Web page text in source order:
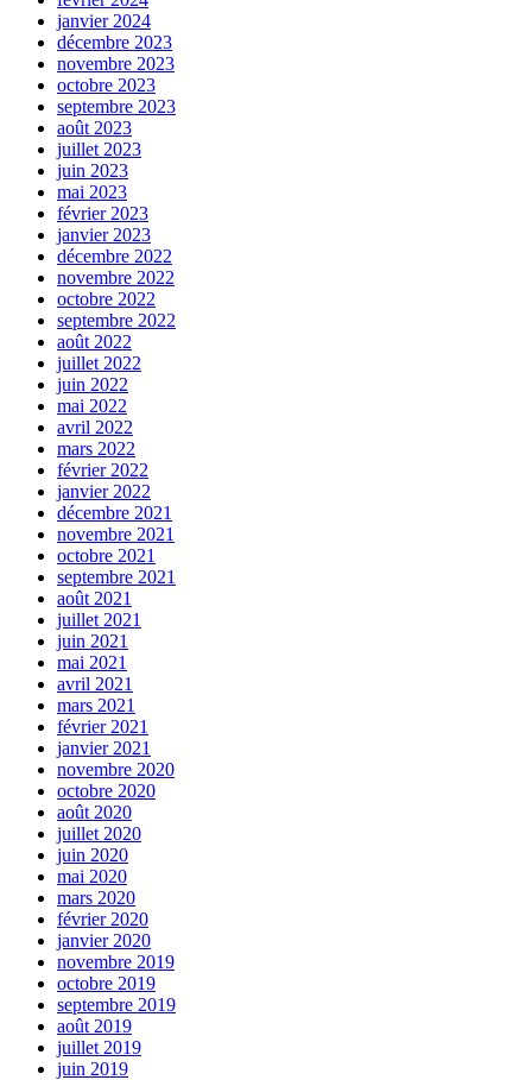
janvier 2024
décembre 2023
novembre 2023
octobre 2023
septembre 2023
août 2023
juillet 2023
juin 2023
mai 2023
février 2023
janvier 2023
décembre 2022
novembre 2022
octobre 2022
septembre 2022
août 2022
juillet 2022
juin 2022
mai 2022
avril 2022
mars 2022
février 2022
janvier 2022
décembre 2021
novembre 2021
octobre 2021
septembre 2021
août 2021
juillet 2021
juin 2021
mai 2021
avril 2021
mars 2021
février 2021
janvier 2021
novembre 2020
octobre 2020
août 2020
juillet 2020
juin 2020
mai 2020
mars 2020
février 2020
janvier 2020
novembre 2019
octobre 2019
septembre 2019
août 2019
juillet 2019
juin 2019